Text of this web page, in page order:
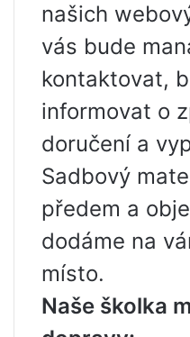
našich
vás bude
kontaktovat,
informovat o
doručení a
Sadbový
předem a
dodáme na
místo.
Naše školka